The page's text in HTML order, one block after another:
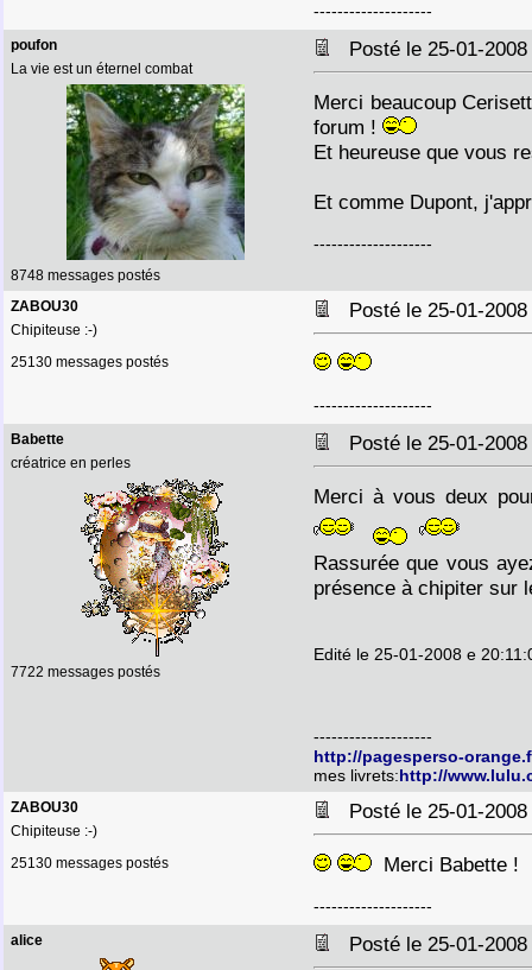
--------------------
poufon
La vie est un éternel combat
8748 messages postés
Posté le 25-01-
Merci beaucoup
forum !
Et heureuse que vous
Et comme Dupont,
--------------------
ZABOU30
Chipiteuse :-)
25130 messages postés
Posté le 25-01-
--------------------
Babette
créatrice en perles
7722 messages postés
Posté le 25-01-
Merci à vous deux
Rassurée que vous
présence à chipiter sur
Edité le 25-01-2008 e
--------------------
http://pagesperso-
mes livrets:http://
ZABOU30
Chipiteuse :-)
25130 messages postés
Posté le 25-01-
Merci Babette !
--------------------
alice Posté le 25-01-